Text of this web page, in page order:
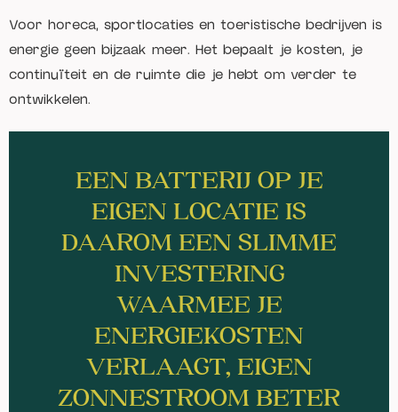
Voor horeca, sportlocaties en toeristische bedrijven is
energie geen bijzaak meer. Het bepaalt je kosten, je
continuïteit en de ruimte die je hebt om verder te
ontwikkelen.
EEN BATTERIJ OP JE
EIGEN LOCATIE IS
DAAROM EEN SLIMME
INVESTERING
WAARMEE JE
ENERGIEKOSTEN
VERLAAGT, EIGEN
ZONNESTROOM BETER